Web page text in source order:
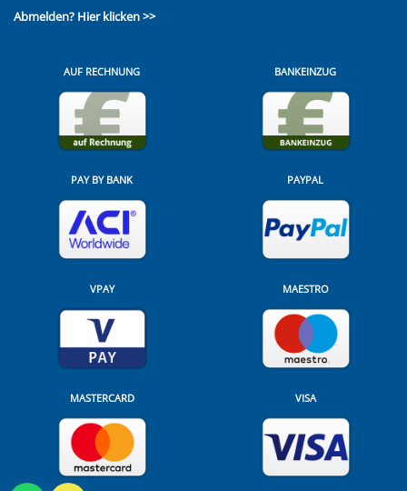
Abmelden? Hier klicken >>
AUF RECHNUNG BANKEINZUG
PAY BY BANK PAYPAL
VPAY MAESTRO
MASTERCARD VISA